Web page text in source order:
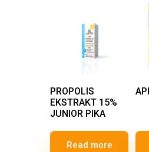
PROPOLIS
EKSTRAKT 15%
JUNIOR PIKA
Read more